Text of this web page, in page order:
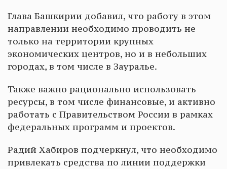
Глава Башкирии добавил, что работу в этом
направлении необходимо проводить не
только на территории крупных
экономических центров, но и в небольших
городах, в том числе в Зауралье.
Также важно рационально использовать
ресурсы, в том числе финансовые, и активно
работать с Правительством России в рамках
федеральных программ и проектов.
Радий Хабиров подчеркнул, что необходимо
привлекать средства по линии поддержки